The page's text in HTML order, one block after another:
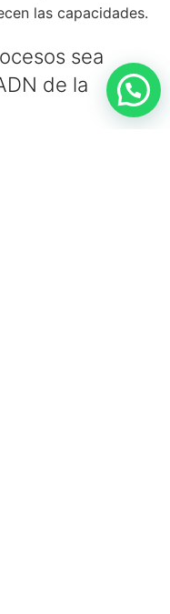
las capacidades.
sea
de la